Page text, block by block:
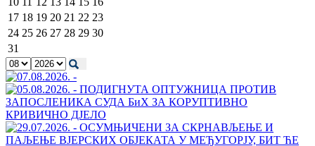
17 18 19 20 21 22 23
24 25 26 27 28 29 30
31